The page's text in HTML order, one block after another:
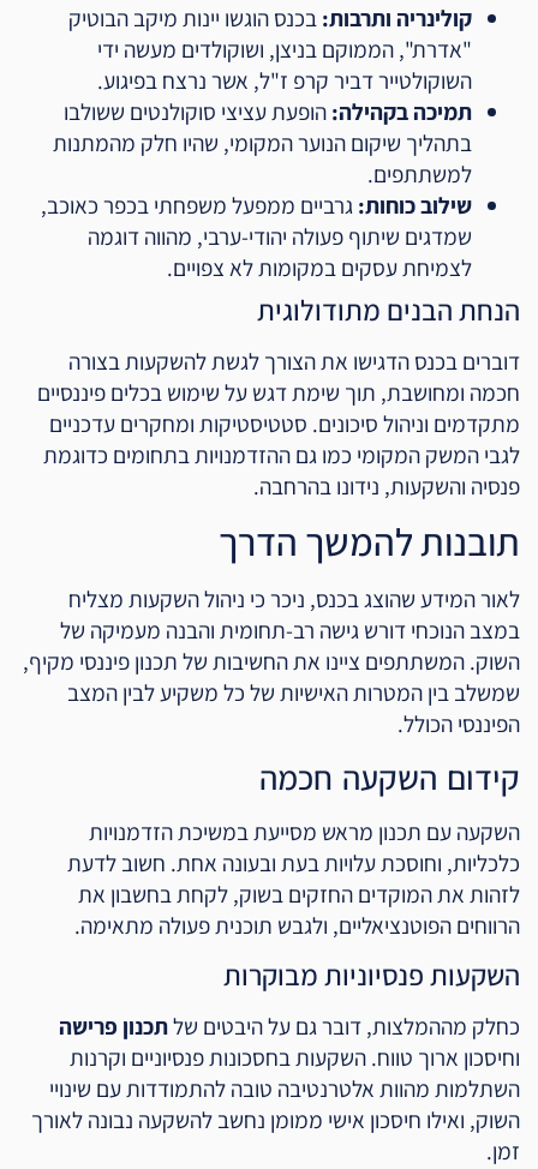
קולינריה ותרבות:בכנס הוגשו יינות מיקב הבוטיק
"אדרת", הממוקם בניצן, ושוקולדים מעשה ידי
השוקולטייר דביר קרפ ז"ל, אשר נרצח בפיגוע.
תמיכה בקהילה:הופעת עציצי סוקולנטים ששולבו
בתהליך שיקום הנוער המקומי, שהיו חלק מהמתנות
למשתתפים.
שילוב כוחות:גרביים ממפעל משפחתי בכפר כאוכב,
שמדגים שיתוף פעולה יהודי-ערבי, מהווה דוגמה
לצמיחת עסקים במקומות לא צפויים.
הנחת הבנים מתודולוגית
דוברים בכנס הדגישו את הצורך לגשת להשקעות בצורה
חכמה ומחושבת, תוך שימת דגש על שימוש בכלים פיננסיים
מתקדמים וניהול סיכונים. סטטיסטיקות ומחקרים עדכניים
לגבי המשק המקומי כמו גם ההזדמנויות בתחומים כדוגמת
פנסיה והשקעות, נידונו בהרחבה.
תובנות להמשך הדרך
לאור המידע שהוצג בכנס, ניכר כי ניהול השקעות מצליח
במצב הנוכחי דורש גישה רב-תחומית והבנה מעמיקה של
השוק. המשתתפים ציינו את החשיבות של תכנון פיננסי מקיף,
שמשלב בין המטרות האישיות של כל משקיע לבין המצב
הפיננסי הכולל.
קידום השקעה חכמה
השקעה עם תכנון מראש מסייעת במשיכת הזדמנויות
כלכליות, וחוסכת עלויות בעת ובעונה אחת. חשוב לדעת
לזהות את המוקדים החזקים בשוק, לקחת בחשבון את
הרווחים הפוטנציאליים, ולגבש תוכנית פעולה מתאימה.
השקעות פנסיוניות מבוקרות
כחלק מההמלצות, דובר גם על היבטים שלתכנון פרישה
וחיסכון ארוך טווח. השקעות בחסכונות פנסיוניים וקרנות
השתלמות מהוות אלטרנטיבה טובה להתמודדות עם שינויי
השוק, ואילו חיסכון אישי ממומן נחשב להשקעה נבונה לאורך
זמן.